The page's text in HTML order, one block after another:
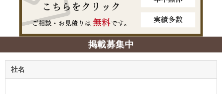
掲載募集中
社名